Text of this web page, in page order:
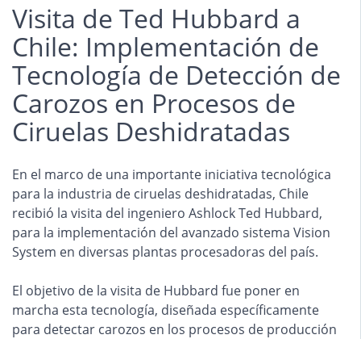
Visita de Ted Hubbard a
Chile: Implementación de
Tecnología de Detección de
Carozos en Procesos de
Ciruelas Deshidratadas
En el marco de una importante iniciativa tecnológica
para la industria de ciruelas deshidratadas, Chile
recibió la visita del ingeniero Ashlock Ted Hubbard,
para la implementación del avanzado sistema Vision
System en diversas plantas procesadoras del país.
El objetivo de la visita de Hubbard fue poner en
marcha esta tecnología, diseñada específicamente
para detectar carozos en los procesos de producción